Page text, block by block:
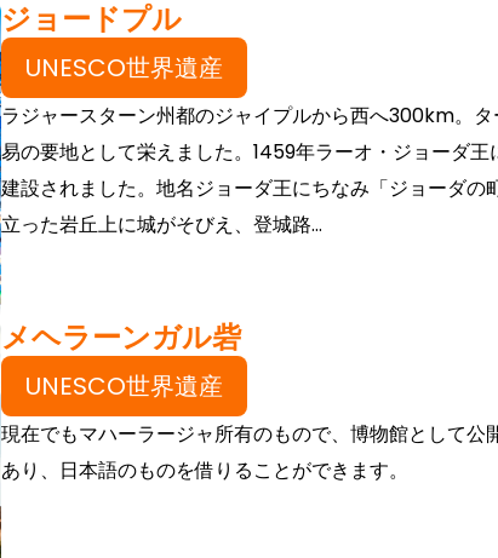
ジョードプル
UNESCO世界遺産
ラジャースターン州都のジャイプルから西へ300km。
易の要地として栄えました。1459年ラーオ・ジョーダ
建設されました。地名ジョーダ王にちなみ「ジョーダ
立った岩丘上に城がそびえ、登城路...
メヘラーンガル砦
UNESCO世界遺産
現在でもマハーラージャ所有のもので、博物館として
あり、日本語のものを借りることができます。